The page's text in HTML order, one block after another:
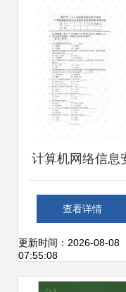
计算机网络信息
全与工程技术服务
证书的价值分析
查看详情
更新时间：2026-08-08
07:55:08